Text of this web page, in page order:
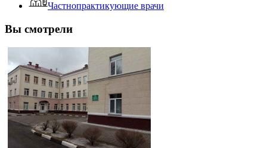
Частнопрактикующие врачи
Вы смотрели